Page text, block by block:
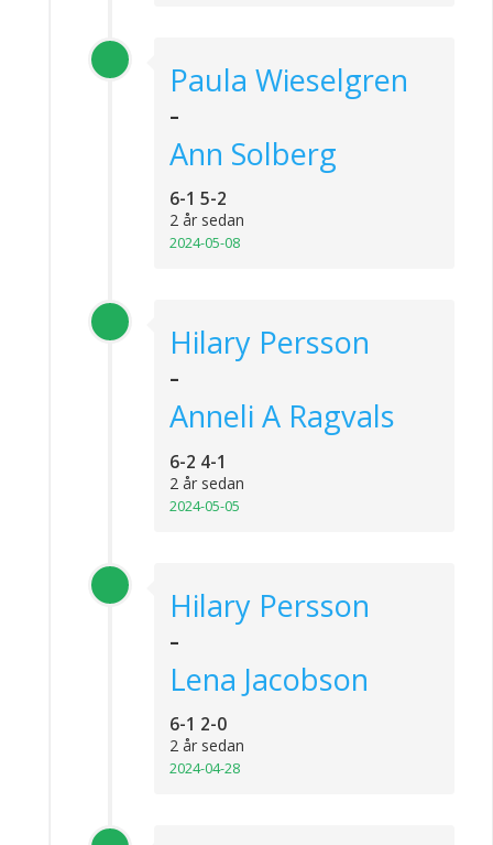
Paula Wieselgren
-
Ann Solberg
6-1 5-2
2 år sedan
2024-05-08
Hilary Persson
-
Anneli A Ragvals
6-2 4-1
2 år sedan
2024-05-05
Hilary Persson
-
Lena Jacobson
6-1 2-0
2 år sedan
2024-04-28